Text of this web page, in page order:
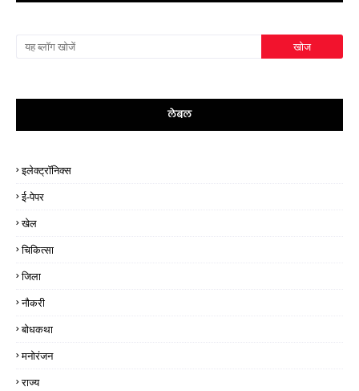
लेबल
इलेक्ट्रॉनिक्स
ई-पेपर
खेल
चिकित्सा
जिला
नौकरी
बोधकथा
मनोरंजन
राज्य